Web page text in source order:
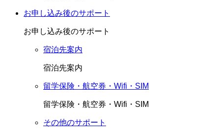
お申し込み後のサポート
お申し込み後のサポート
宿泊先案内
宿泊先案内
留学保険・航空券・Wifi・SIM
留学保険・航空券・Wifi・SIM
その他のサポート